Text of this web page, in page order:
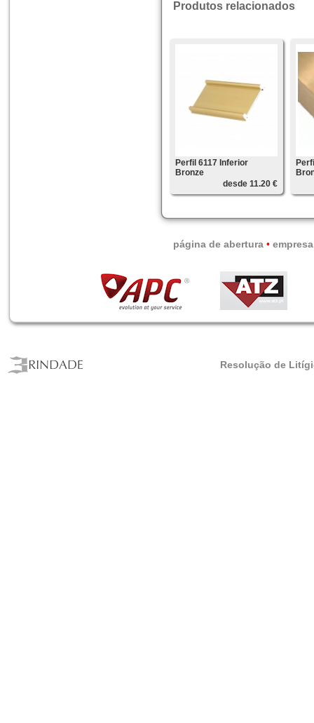
Produtos relacionados
Perfil 6117 Inferior
Bronze
desde 11.20 €
página de abertura • empresa
Resolução de